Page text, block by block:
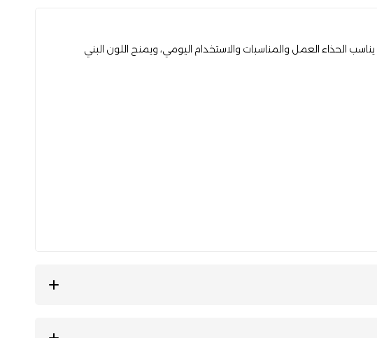
الحذاء العمل والمناسبات والاستخدام اليومي، ويمنح اللون البني